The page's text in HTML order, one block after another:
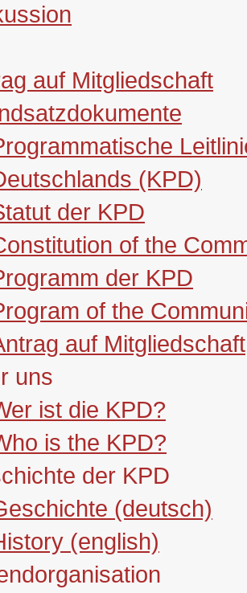
auf Mitgliedschaft
(KPD)
der KPD
of the
der KPD
of the
auf Mitgliedschaft
uns
ist die KPD?
is the KPD?
der KPD
(deutsch)
(english)